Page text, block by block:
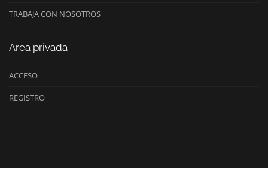
TRABAJA CON NOSOTROS
Area privada
ACCESO
REGISTRO